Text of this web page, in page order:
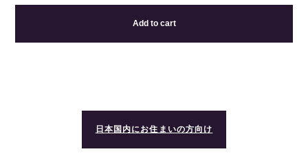
Add to cart
日本国内にお住まいの方向け